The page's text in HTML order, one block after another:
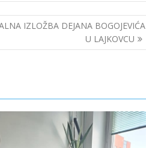
IZLOŽBA DEJANA BOGOJEVIĆA
U LAJKOVCU